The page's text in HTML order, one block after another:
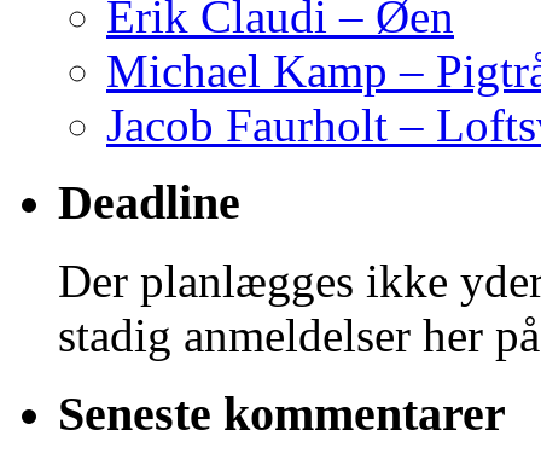
Erik Claudi – Øen
Michael Kamp –
Jacob Faurholt –
Deadline
Der planlægges ikke
stadig anmeldelser her
Seneste kommentarer